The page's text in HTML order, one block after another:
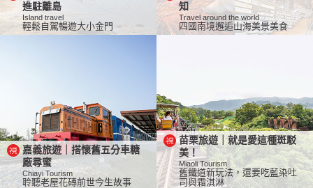
進駐離島
Island travel
輕鬆自駕暢遊大小金門
知
Travel around the world
四國南境邂逅山海美景美食
嘉義旅遊｜搭懷舊五分車糖
廠尋蜜
Chiayi Tourism
聆聽老屋花磚前世今生故事
苗栗旅遊｜就是愛這種斑駁
美！
Miaoli Tourism
舊鐵道新玩法，還要吃藍染吐
司與霜淇淋